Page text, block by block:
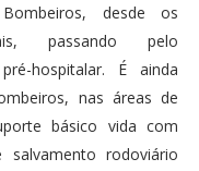
desde os
passando pelo
hospitalar. É ainda
nas áreas de
básico vida com
salvamento rodoviário